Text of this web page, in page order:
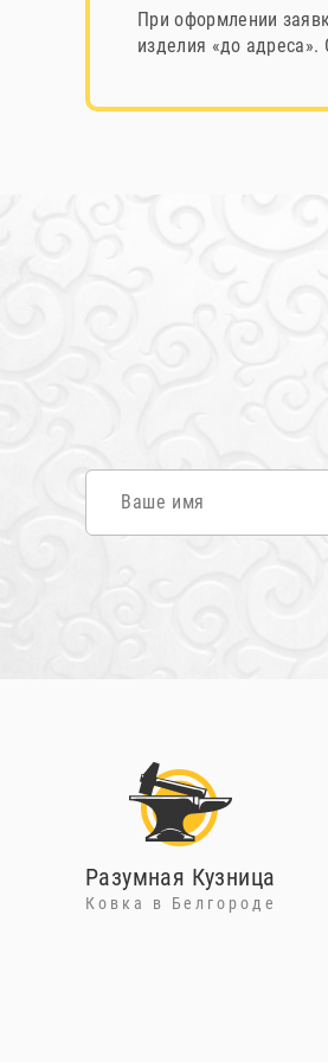
При оформлении
изделия «до
Разумная Кузница
Ковка в Белгороде